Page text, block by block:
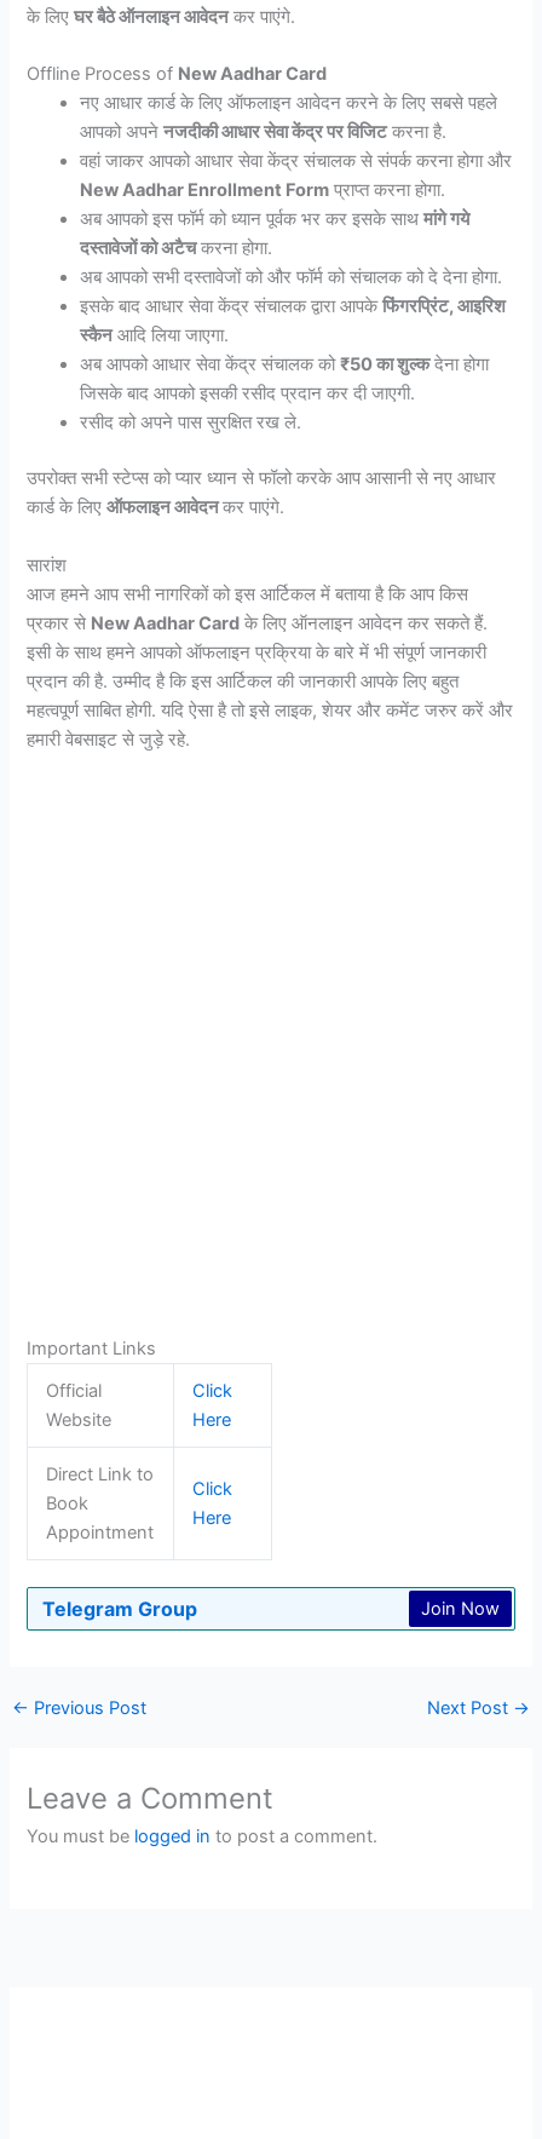
के लिएघर बैठे ऑनलाइन आवेदनकर पाएंगे.
Offline Process of New Aadhar Card
नए आधार कार्ड के लिए ऑफलाइन आवेदन करने के लिए सबसे पहले
आपको अपनेनजदीकी आधार सेवा केंद्र पर विजिटकरना है.
वहां जाकर आपको आधार सेवा केंद्र संचालक से संपर्क करना होगा और
New Aadhar Enrollment Form प्राप्त करना होगा.
अब आपको इस फॉर्म को ध्यान पूर्वक भर कर इसके साथमांगे गये
दस्तावेजों को अटैचकरना होगा.
अब आपको सभी दस्तावेजों को और फॉर्म को संचालक को दे देना होगा.
इसके बाद आधार सेवा केंद्र संचालक द्वारा आपकेफिंगरप्रिंट, आइरिश
स्कैनआदि लिया जाएगा.
अब आपको आधार सेवा केंद्र संचालक को₹50 का शुल्कदेना होगा
जिसके बाद आपको इसकी रसीद प्रदान कर दी जाएगी.
रसीद को अपने पास सुरक्षित रख ले.
उपरोक्त सभी स्टेप्स को प्यार ध्यान से फॉलो करके आप आसानी से नए आधार
कार्ड के लिएऑफलाइन आवेदनकर पाएंगे.
सारांश
आज हमने आप सभी नागरिकों को इस आर्टिकल में बताया है कि आप किस
प्रकार से New Aadhar Card के लिए ऑनलाइन आवेदन कर सकते हैं.
इसी के साथ हमने आपको ऑफलाइन प्रक्रिया के बारे में भी संपूर्ण जानकारी
प्रदान की है. उम्मीद है कि इस आर्टिकल की जानकारी आपके लिए बहुत
महत्वपूर्ण साबित होगी. यदि ऐसा है तो इसे लाइक, शेयर और कमेंट जरुर करें और
हमारी वेबसाइट से जुड़े रहे.
Important Links
Official
Website
Click
Here
Direct Link to
Book
Appointment
Click
Here
Telegram Group Join Now
← Previous Post Next Post →
Leave a Comment
You must be logged in to post a comment.